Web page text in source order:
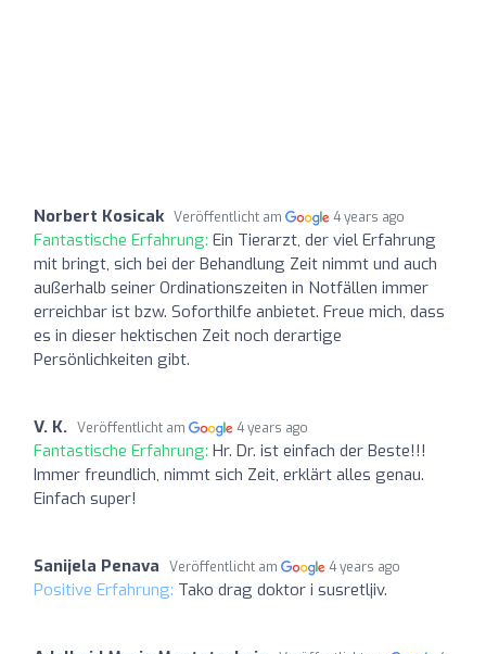
Norbert Kosicak Veröffentlicht am 4 years ago
Fantastische Erfahrung: Ein Tierarzt, der viel Erfahrung
mit bringt, sich bei der Behandlung Zeit nimmt und auch
außerhalb seiner Ordinationszeiten in Notfällen immer
erreichbar ist bzw. Soforthilfe anbietet. Freue mich, dass
es in dieser hektischen Zeit noch derartige
Persönlichkeiten gibt.
V. K. Veröffentlicht am 4 years ago
Fantastische Erfahrung: Hr. Dr. ist einfach der Beste!!!
Immer freundlich, nimmt sich Zeit, erklärt alles genau.
Einfach super!
Sanijela Penava Veröffentlicht am 4 years ago
Positive Erfahrung: Tako drag doktor i susretljiv.